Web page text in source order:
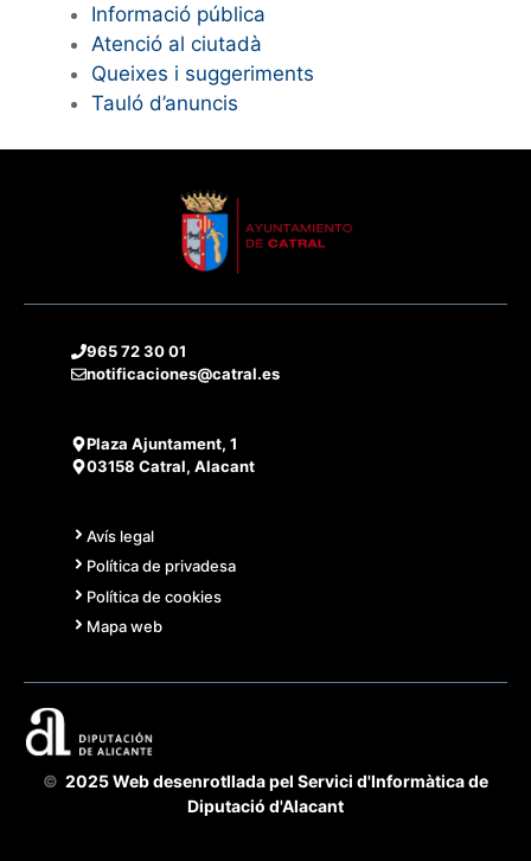
Informació pública
Atenció al ciutadà
Queixes i suggeriments
Tauló d’anuncis
965 72 30 01
notificaciones@catral.es
Plaza Ajuntament, 1
03158 Catral, Alacant
Avís legal
Política de privadesa
Política de cookies
Mapa web
© 2025 Web desenrotllada pel Servici d'Informàtica de
Diputació d'Alacant